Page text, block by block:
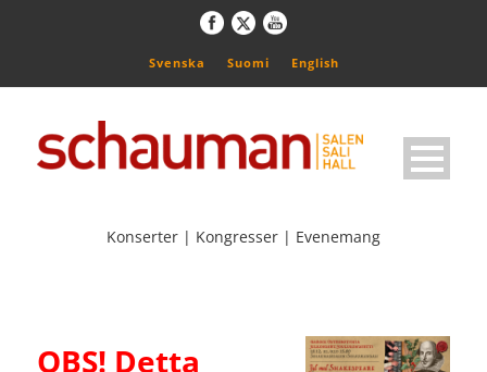
Svenska Suomi English
Konserter | Kongresser | Evenemang
OBS! Detta